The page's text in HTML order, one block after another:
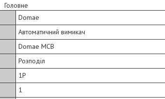
Головне
Domae
Автоматичний вимикач
Domae MCB
Розподіл
1P
1